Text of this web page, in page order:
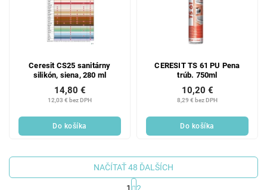
Ceresit CS25 sanitárny
silikón, siena, 280 ml
12,03 € bez DPH
14,80 €
Do košíka
CERESIT TS 61 PU Pena
trúb. 750ml
8,29 € bez DPH
10,20 €
Do košíka
NAČÍTAŤ 48 ĎALŠÍCH